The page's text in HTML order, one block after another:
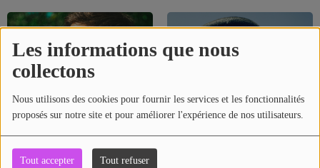
Les informations que nous
collectons
Nous utilisons des cookies pour fournir les services et les fonctionnalités
proposés sur notre site et pour améliorer l'expérience de nos utilisateurs.
Tout accepter Tout refuser
Se connecter